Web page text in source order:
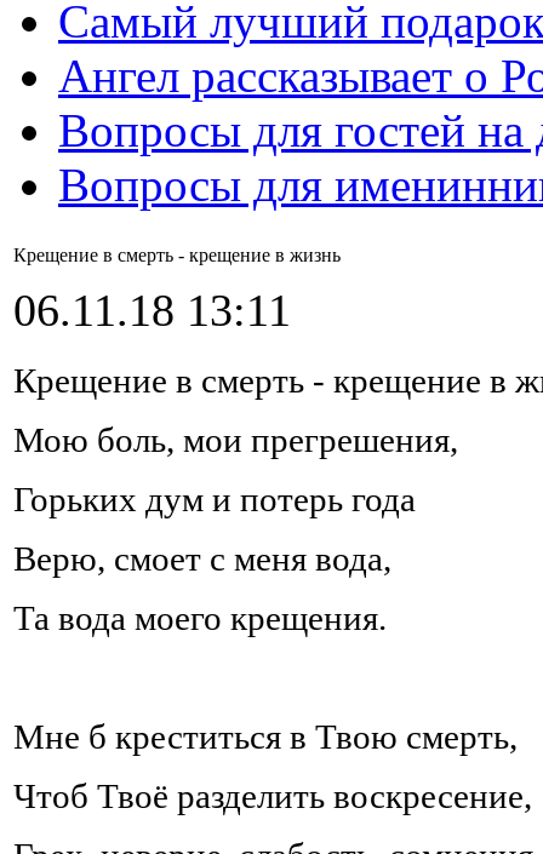
Самый лучший
Ангел рассказывает о
Вопросы для гостей
Вопросы для
Крещение в смерть - крещение в жизнь
06.11.18 13:11
Крещение в смерть - крещение в
Мою боль, мои прегрешения,
Горьких дум и потерь года
Верю, смоет с меня вода,
Та вода моего крещения.
Мне б креститься в Твою смерть,
Чтоб Твоё разделить воскресение,